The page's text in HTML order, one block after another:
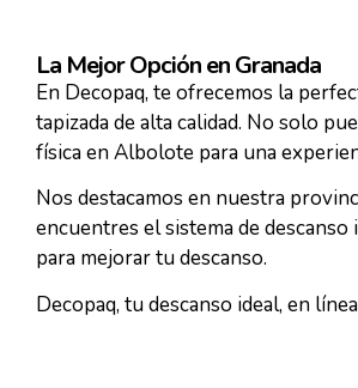
La Mejor Opción en Granada
En Decopaq, te ofrecemos la
tapizada de alta calidad. No solo
física en Albolote para una
Nos destacamos en nuestra
encuentres el sistema de
para mejorar tu descanso.
Decopaq, tu descanso ideal, en